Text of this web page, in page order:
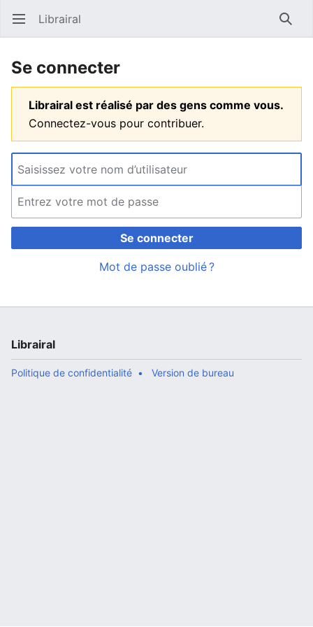
Ouvrir le menu principal Librairal
Se connecter
Librairal est réalisé par des gens comme vous.
Connectez-vous pour contribuer.
Se connecter
Mot de passe oublié ?
Librairal
Politique de confidentialité Version de bureau